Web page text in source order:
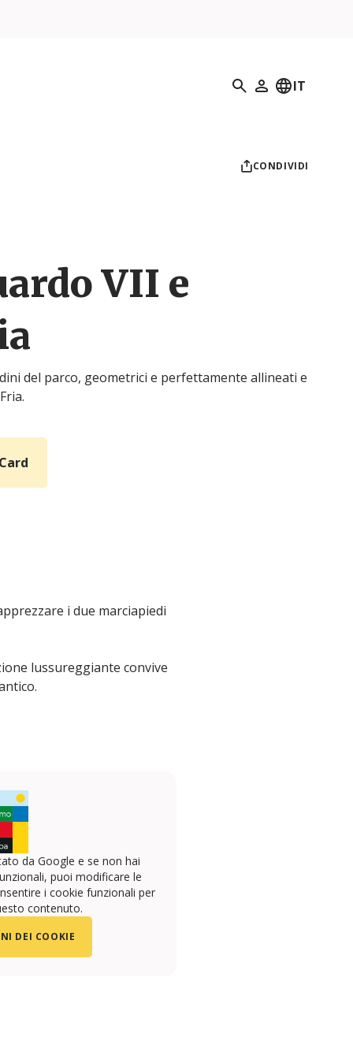
Ricerca
Il mio profilo
IT
CONDIVIDI
VII e
del parco, geometrici e perfettamente allineati e
i due marciapiedi
lussureggiante convive
da Google e se non hai
puoi modificare le
i cookie funzionali per
contenuto.
DEI COOKIE